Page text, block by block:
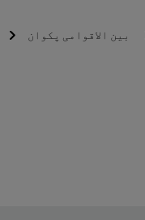
بین الاقوامی پکوان